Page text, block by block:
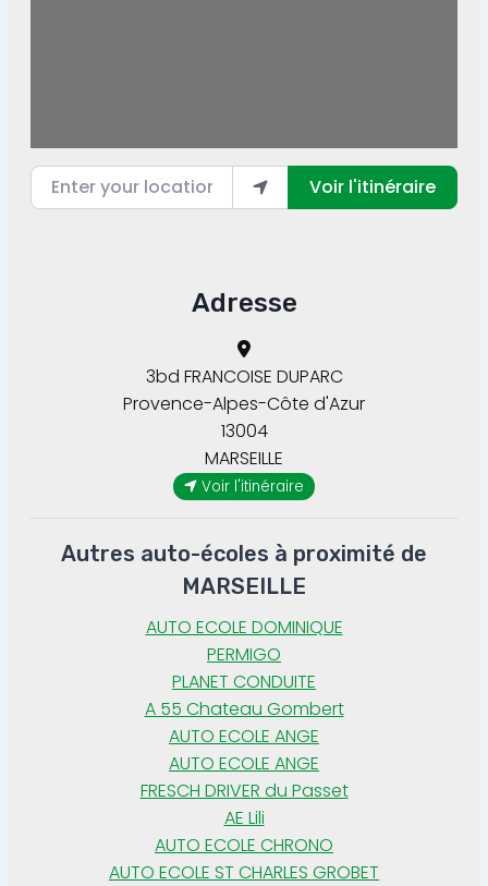
Enter your location
Voir l'itinéraire
Adresse
3bd FRANCOISE DUPARC
MARSEILLE
Provence-Alpes-Côte d'Azur
13004
Voir l'itinéraire
Autres auto-écoles à proximité de
MARSEILLE
AUTO ECOLE DOMINIQUE
PERMIGO
PLANET CONDUITE
A 55 Chateau Gombert
AUTO ECOLE ANGE
AUTO ECOLE ANGE
FRESCH DRIVER du Passet
AE Lili
AUTO ECOLE CHRONO
AUTO ECOLE ST CHARLES GROBET